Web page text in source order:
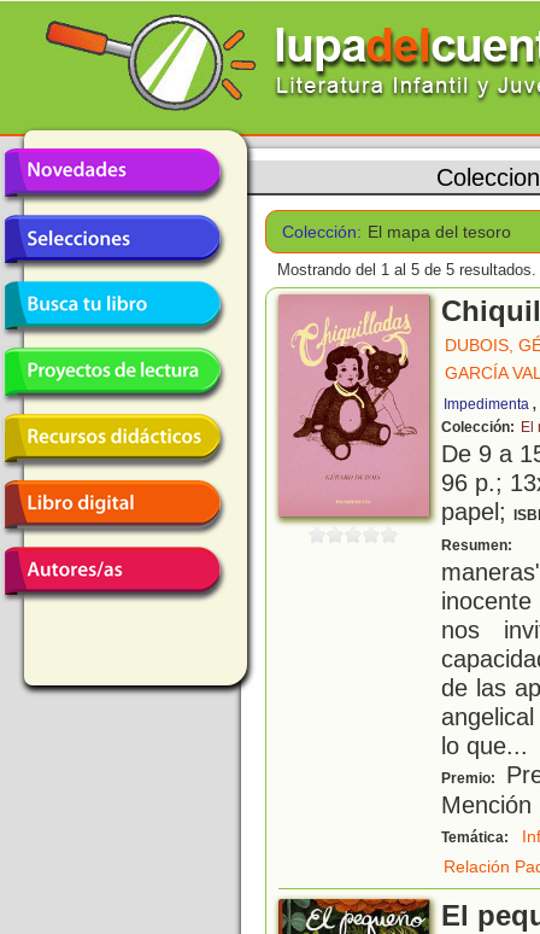
Colección: El mapa del tesoro
Mostrando del 1 al 5 de 5 resultados.
DUBOIS,
GARCÍA
Impedimenta
Colección: El
De 9 a
96 p.;
papel;
Resumen:
nos
de las
lo que...
Premio:
Mención
Temática:
Relación
El